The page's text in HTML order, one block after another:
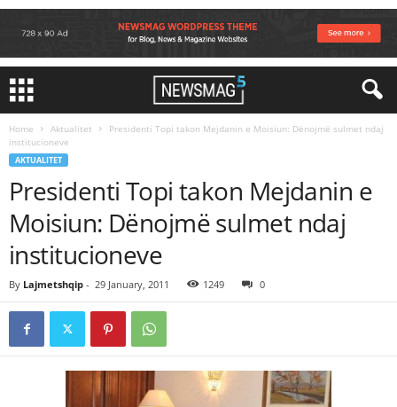
Home Aktualitet
Presidenti Topi takon Mejdanin e Moisiun: Dënojmë sulmet ndaj
institucioneve
AKTUALITET
Presidenti Topi takon Mejdanin e
Moisiun: Dënojmë sulmet ndaj
institucioneve
By Lajmetshqip - 29 January, 2011 1249 0